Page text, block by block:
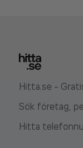
Hitta.se -
Sök företag,
Hitta